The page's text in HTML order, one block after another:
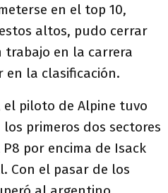
en el top 10,
altos, pudo cerrar
trabajo en la carrera
en la clasificación.
piloto de Alpine tuvo
primeros dos sectores
por encima de Isack
Con el pasar de los